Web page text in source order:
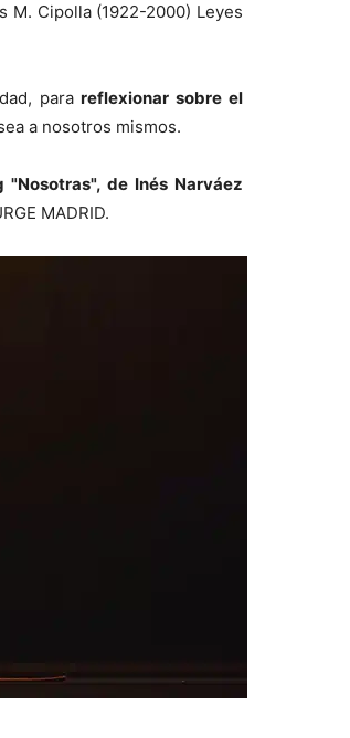
M. Cipolla (1922-2000) Leyes
parareflexionar sobre el
a nosotros mismos.
de Inés Narváez
MADRID.